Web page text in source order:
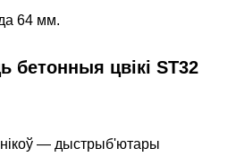
64 мм.
бетонныя цвікі ST32
— дыстрыб'ютары